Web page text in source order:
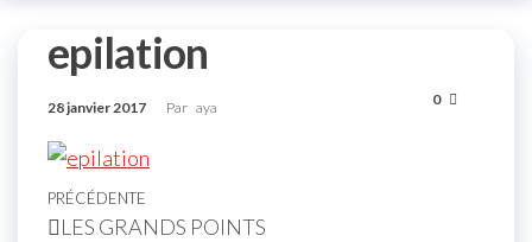
epilation
28 janvier 2017 Par aya 0
PRÉCÉDENTE
LES GRANDS POINTS